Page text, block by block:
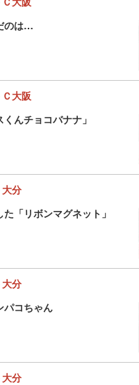
のは…
大阪
くんチョコバナナ」
分
「リボンマグネット」
分
パコちゃん
分